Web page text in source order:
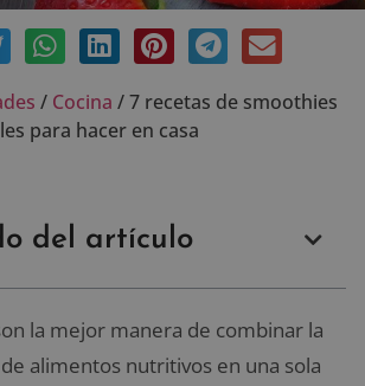
/ Cocina /7 recetas de smoothies
para hacer en casa
del artículo
la mejor manera de combinar la
alimentos nutritivos en una sola